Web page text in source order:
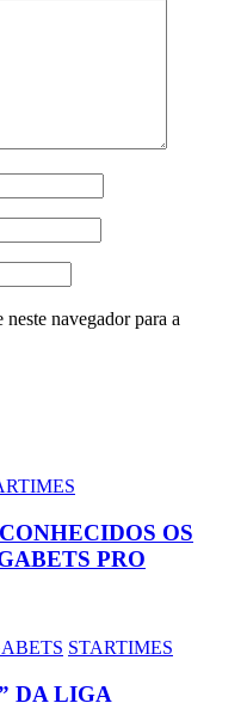
navegador para a
OS
PRO
STARTIMES
DA LIGA